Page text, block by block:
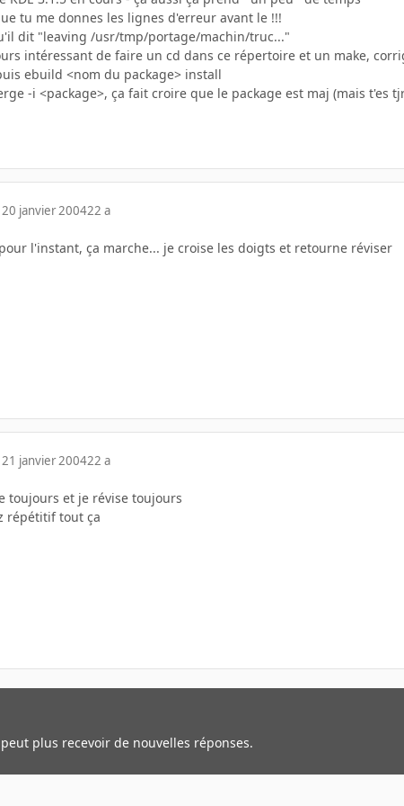
tu me donnes les lignes d'erreur avant le !!!
dit "leaving /usr/tmp/portage/machin/truc..."
intéressant de faire un cd dans ce répertoire et un make,
ebuild <nom du package> install
-i <package>, ça fait croire que le package est maj (mais t'es
20 janvier 200422 a
l'instant, ça marche... je croise les doigts et retourne réviser
21 janvier 200422 a
toujours et je révise toujours
répétitif tout ça
plus recevoir de nouvelles réponses.